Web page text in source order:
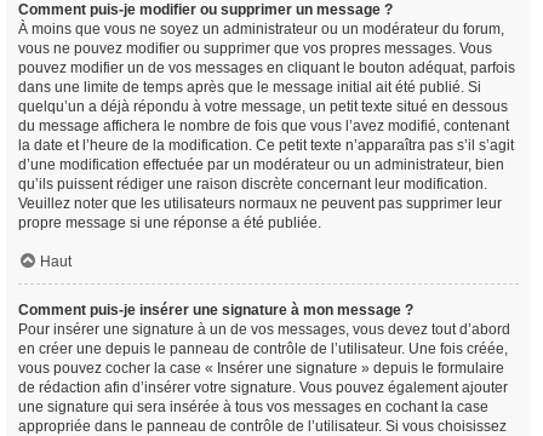
Comment puis-je modifier ou supprimer un message ?
À moins que vous ne soyez un administrateur ou un modérateur du forum,
vous ne pouvez modifier ou supprimer que vos propres messages. Vous
pouvez modifier un de vos messages en cliquant le bouton adéquat, parfois
dans une limite de temps après que le message initial ait été publié. Si
quelqu’un a déjà répondu à votre message, un petit texte situé en dessous
du message affichera le nombre de fois que vous l’avez modifié, contenant
la date et l’heure de la modification. Ce petit texte n’apparaîtra pas s’il s’agit
d’une modification effectuée par un modérateur ou un administrateur, bien
qu’ils puissent rédiger une raison discrète concernant leur modification.
Veuillez noter que les utilisateurs normaux ne peuvent pas supprimer leur
propre message si une réponse a été publiée.
Haut
Comment puis-je insérer une signature à mon message ?
Pour insérer une signature à un de vos messages, vous devez tout d’abord
en créer une depuis le panneau de contrôle de l’utilisateur. Une fois créée,
vous pouvez cocher la case « Insérer une signature » depuis le formulaire
de rédaction afin d’insérer votre signature. Vous pouvez également ajouter
une signature qui sera insérée à tous vos messages en cochant la case
appropriée dans le panneau de contrôle de l’utilisateur. Si vous choisissez